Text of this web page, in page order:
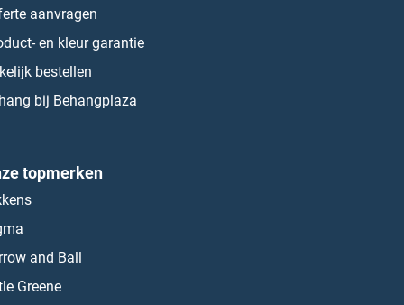
aanvragen
en kleur garantie
bestellen
bij Behangplaza
topmerken
and Ball
Greene